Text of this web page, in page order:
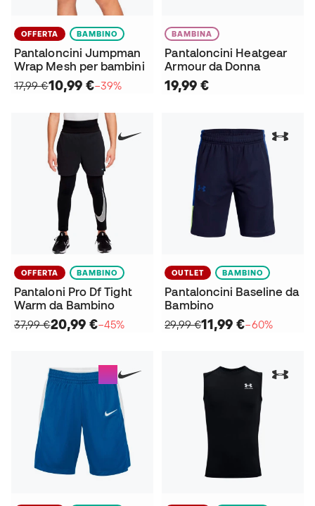
OFFERTA BAMBINO
Pantaloncini Jumpman
Wrap Mesh per bambini
17,99 €10,99 €−39%
BAMBINA
Pantaloncini Heatgear
Armour da Donna
19,99 €
OFFERTA BAMBINO
Pantaloni Pro Df Tight
Warm da Bambino
37,99 €20,99 €−45%
OUTLET BAMBINO
Pantaloncini Baseline da
Bambino
29,99 €11,99 €−60%